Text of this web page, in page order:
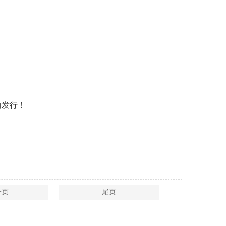
行！
尾页